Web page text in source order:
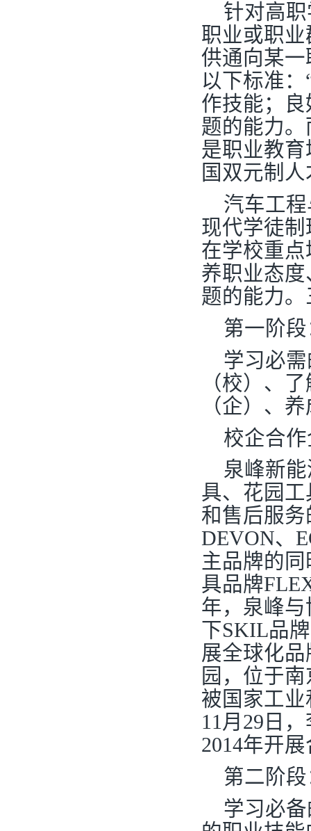
针对高
职业或职
供通向某
以下标准
作技能；
题的能力
是职业教
国双元制
汽车工
现代学徒
在学校重
养职业态
题的能力
第一阶
学习必
（校）、
（企）、
校企合
泉峰新
具、花园
和售后服
DEVON、
主品牌的
具品牌
年，泉峰
下SKIL品
展全球化
园，位于
被国家工业
11月29日
2014年开
第二阶
学习必